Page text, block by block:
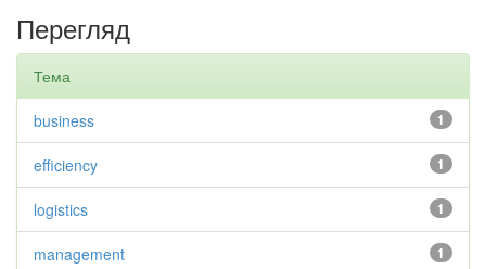
Перегляд
Тема
1
business
1
efficiency
1
logistics
1
management